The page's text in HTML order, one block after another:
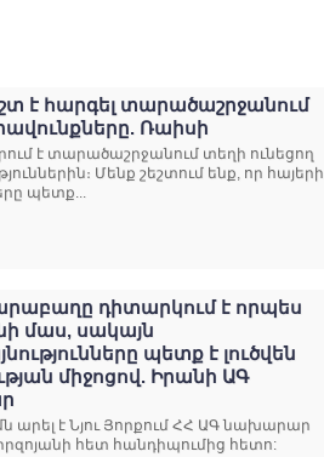
է հարգել տարածաշրջանում
Ռաիսի
է տարածաշրջանում տեղի ունեցող
Մենք շեշտում ենք, որ հայերի
պետք...
դիտարկում է որպես
մաս, սակայն
պետք է լուծվեն
միջոցով. Իրանի ԱԳ
արել է Նյու Յորքում ՀՀ ԱԳ նախարար
հետ հանդիպումից հետո: